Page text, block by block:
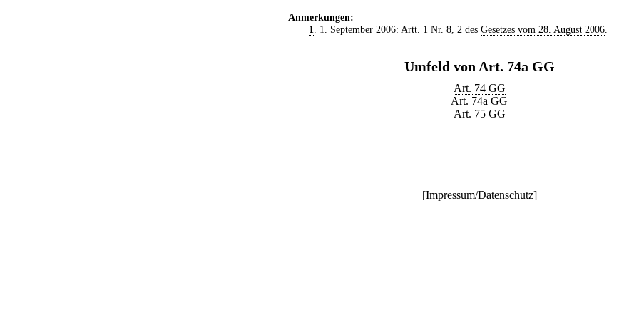
Anmerkungen:
1
. 1. September 2006: Artt. 1 Nr. 8, 2 des Gesetzes vom 28. August 2006.
Umfeld von Art. 74a GG
Art. 74 GG
Art. 74a GG
Art. 75 GG
[Impressum/Datenschutz]